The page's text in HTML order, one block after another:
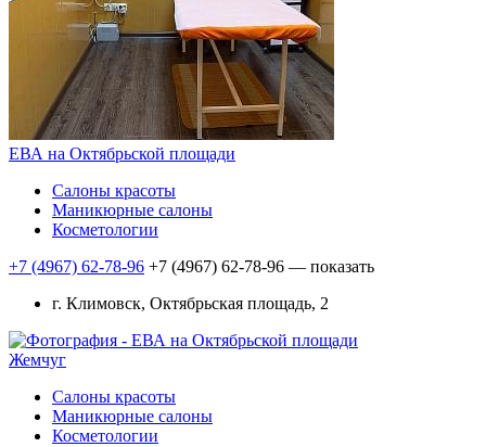
ЕВА на Октябрьской площади
Салоны красоты
Маникюрные салоны
Косметологии
+7 (4967) 62-78-96 +7 (4967) 62-78-96 — показать
г. Климовск, Октябрьская площадь, 2
Жемчуг
Салоны красоты
Маникюрные салоны
Косметологии